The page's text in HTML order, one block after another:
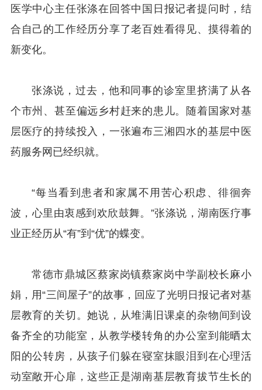
医学中心主任张涤在回答中国日报记者提问时，结
合自己的工作经历分享了老百姓看得见、摸得着的
新变化。
张涤说，过去，他和同事的诊室里挤满了从各
个市州、甚至偏远乡村赶来的患儿。随着国家对基
层医疗的持续投入，一张遍布三湘四水的基层中医
药服务网已经织就。
“每当看到患者和家属不用苦心积虑、徘徊奔
波，心里由衷感到欢欣鼓舞。”张涤说，湖南医疗事
业正经历从“有”到“优”的蝶变。
常德市鼎城区蔡家岗镇蔡家岗中学副校长麻小
娟，用“三间屋子”的故事，回应了光明日报记者对基
层教育的关切。她说，从堆满旧课桌的杂物间到设
备齐全的功能室，从教学楼转角的办公室到能晒太
阳的公转房，从孩子们躲在寝室抹眼泪到在心理活
动室敞开心扉，这些正是湖南基层教育拔节生长的